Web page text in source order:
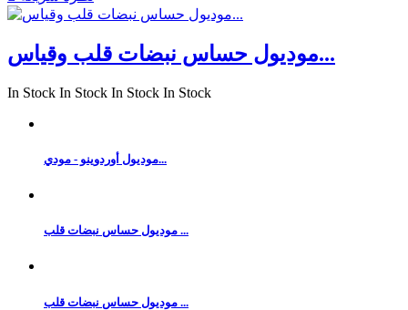
موديول حساس نبضات قلب وقياس...
In Stock In Stock In Stock In Stock
موديول أوردوينو - مودي...
موديول حساس نبضات قلب ...
موديول حساس نبضات قلب ...